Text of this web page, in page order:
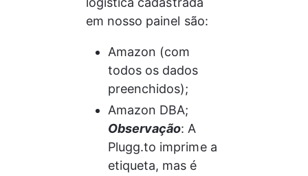
em nosso painel são:
Amazon (com
todos os dados
preenchidos);
Amazon DBA;
Observação: A
Plugg.to imprime a
etiqueta, mas é